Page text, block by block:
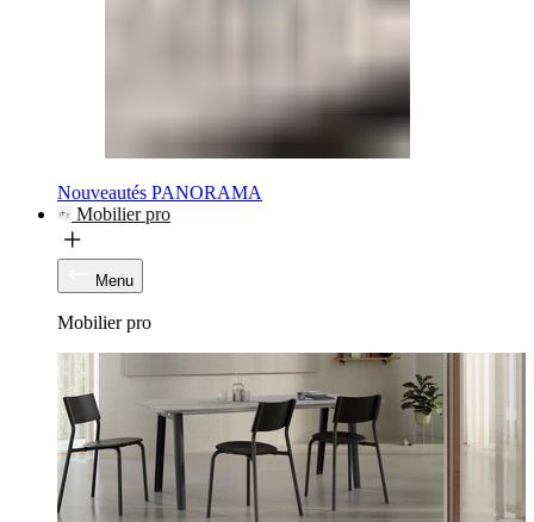
Nouveautés PANORAMA
Mobilier pro
Menu
Mobilier pro